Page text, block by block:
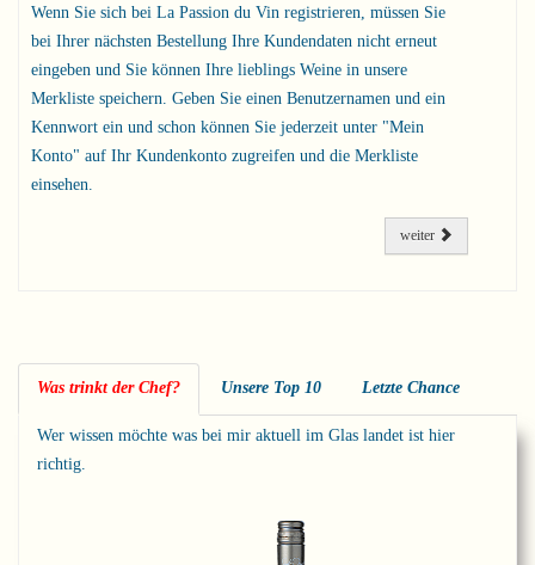
Wenn Sie sich bei La Passion du Vin registrieren, müssen Sie
bei Ihrer nächsten Bestellung Ihre Kundendaten nicht erneut
eingeben und Sie können Ihre lieblings Weine in unsere
Merkliste speichern. Geben Sie einen Benutzernamen und ein
Kennwort ein und schon können Sie jederzeit unter "Mein
Konto" auf Ihr Kundenkonto zugreifen und die Merkliste
einsehen.
weiter
Was trinkt der Chef? Unsere Top 10 Letzte Chance
Wer wissen möchte was bei mir aktuell im Glas landet ist hier
richtig.